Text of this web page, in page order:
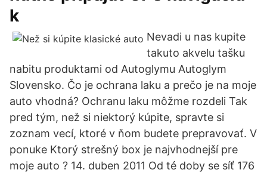
k
Nevadi u nas kupite
takuto akvelu tašku
nabitu produktami od Autoglymu Autoglym
Slovensko. Čo je ochrana laku a prečo je na moje
auto vhodná? Ochranu laku môžme rozdeli Tak
pred tým, než si niektorý kúpite, spravte si
zoznam vecí, ktoré v ňom budete prepravovať. V
ponuke Ktorý strešný box je najvhodnejší pre
moje auto ? 14. duben 2011 Od té doby se síť 176